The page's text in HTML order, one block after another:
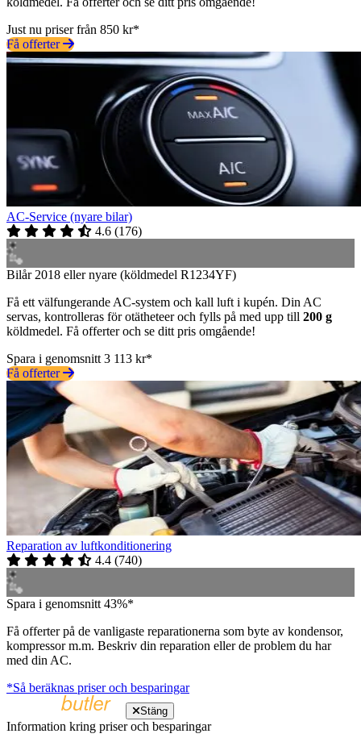
Just nu priser från 850 kr*
Få offerter
AC-Service (nyare bilar)
4.6 (176)
Bilår 2018 eller nyare (köldmedel R1234YF)
Få ett välfungerande AC-system och kall luft i kupén. Din AC
servas, kontrolleras för otätheteer och fylls på med upp till 200 g
köldmedel. Få offerter och se ditt pris omgående!
Spara i genomsnitt 3 113 kr*
Få offerter
Reparation av luftkonditionering
4.4 (740)
Spara i genomsnitt 43%*
Få offerter på de vanligaste reparationerna som byte av kondensor,
kompressor m.m. Beskriv din reparation eller de problem du har
med din AC.
*Så beräknas priser och besparingar
Stäng
Information kring priser och besparingar